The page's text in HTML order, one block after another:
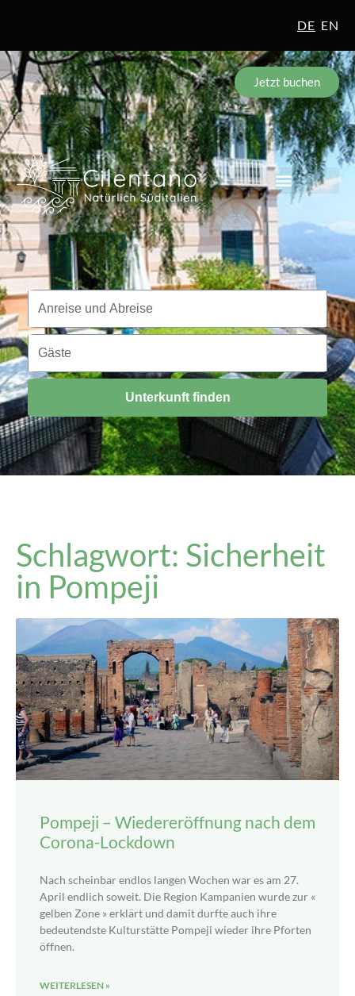
DE EN
Jetzt buchen
Reisezeitraum
Anreise und Abreise
Gäste
Gäste
Unterkunft finden
Schlagwort: Sicherheit
in Pompeji
Pompeji – Wiedereröffnung nach dem
Corona-Lockdown
Nach scheinbar endlos langen Wochen war es am 27.
April endlich soweit. Die Region Kampanien wurde zur «
gelben Zone » erklärt und damit durfte auch ihre
bedeutendste Kulturstätte Pompeji wieder ihre Pforten
öffnen.
WEITERLESEN »